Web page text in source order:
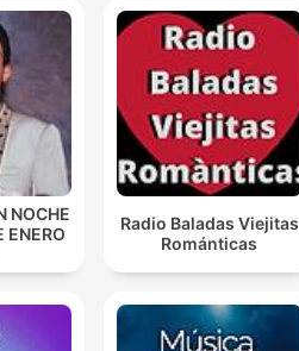
NOCHE
ENERO
Radio Baladas Viejitas
Románticas